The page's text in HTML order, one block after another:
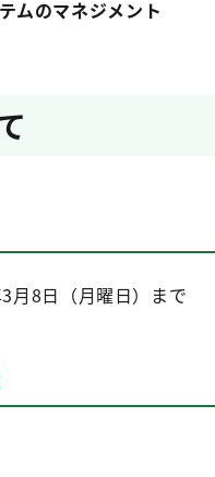
ムのマネジメント
月8日（月曜日）まで